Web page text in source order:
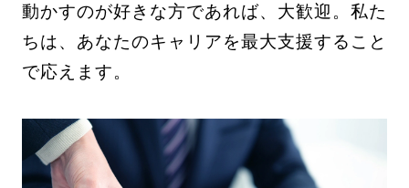
動かすのが好きな方であれば、大歓迎。私た
ちは、あなたのキャリアを最大支援すること
で応えます。